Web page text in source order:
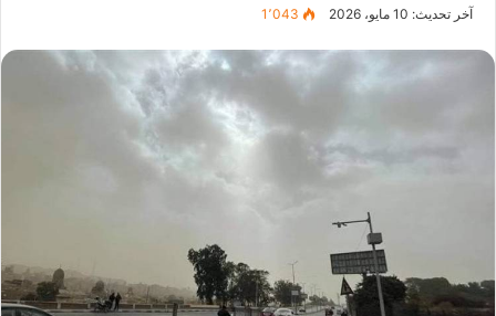
آخر تحديث: 10 مايو، 2026 1٬043